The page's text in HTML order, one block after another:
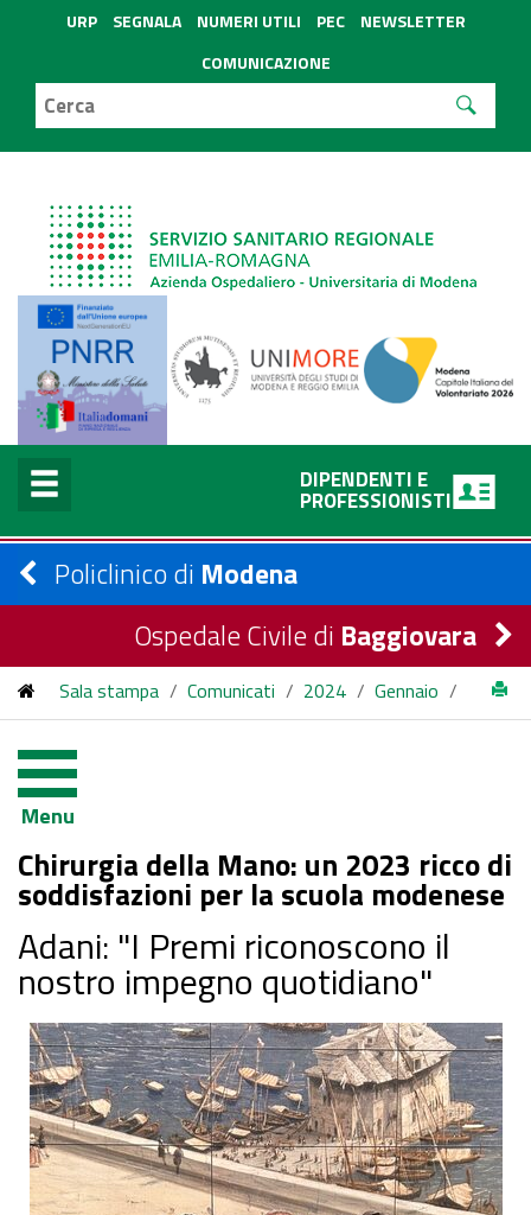
URP SEGNALA NUMERI UTILI PEC
NEWSLETTER
COMUNICAZIONE
DIPENDENTI E
PROFESSIONISTI
Policlinico di Modena
Ospedale Civile di Baggiovara
Sala stampa / Comunicati / 2024 / Gennaio /
scuola modenese
Menu
Chirurgia della Mano: un 2023 ricco di
soddisfazioni per la scuola modenese
Adani: "I Premi riconoscono il
nostro impegno quotidiano"